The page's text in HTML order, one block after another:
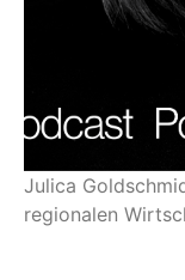
Julica
regionalen